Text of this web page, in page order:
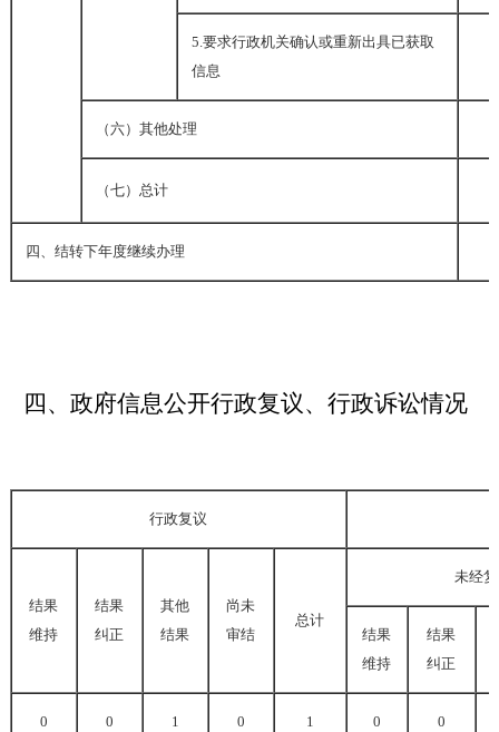
5.要求行政机关确认或重新出具已获取
信息
（六）其他处理
（七）总计
四、结转下年度继续办理
四、政府信息公开行政复议、行政诉讼情况
行政复议
结果
维持
结果
纠正
其他
结果
尚未
审结
总计
未经
结果
维持
结果
纠正
0 0 1 0 1 0 0